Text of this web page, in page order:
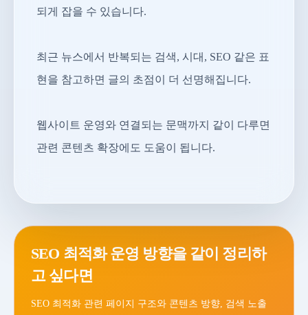
되게 잡을 수 있습니다.
최근 뉴스에서 반복되는 검색, 시대, SEO 같은 표
현을 참고하면 글의 초점이 더 선명해집니다.
웹사이트 운영와 연결되는 문맥까지 같이 다루면
관련 콘텐츠 확장에도 도움이 됩니다.
SEO 최적화 운영 방향을 같이 정리하
고 싶다면
SEO 최적화 관련 페이지 구조와 콘텐츠 방향, 검색 노출